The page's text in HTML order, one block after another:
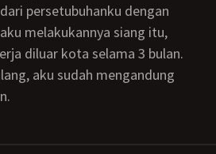
persetubuhanku dengan
melakukannya siang itu,
diluar kota selama 3 bulan.
aku sudah mengandung